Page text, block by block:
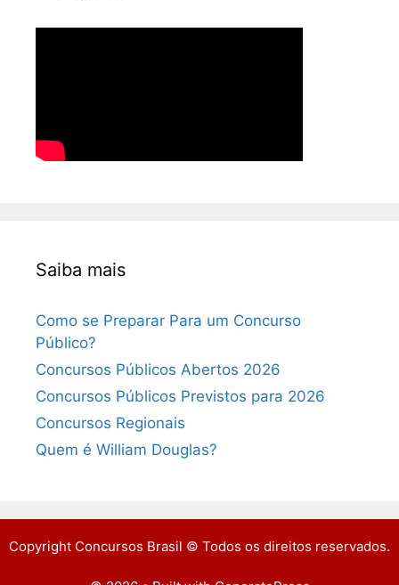
Saiba mais
Como se Preparar Para um Concurso
Público?
Concursos Públicos Abertos 2026
Concursos Públicos Previstos para 2026
Concursos Regionais
Quem é William Douglas?
Copyright Concursos Brasil © Todos os direitos reservados.